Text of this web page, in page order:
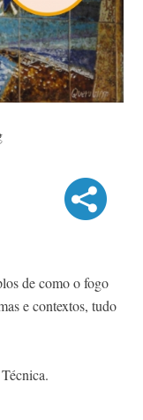
de como o fogo
e contextos, tudo